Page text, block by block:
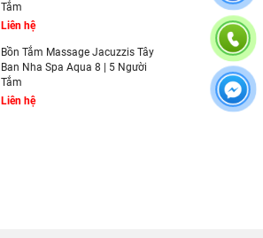
Tắm
Liên hệ
Bồn Tắm Massage Jacuzzis Tây
Ban Nha Spa Aqua 8 | 5 Người
Tắm
Liên hệ